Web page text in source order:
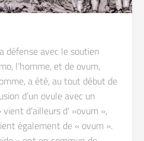
défense avec le soutien
l’homme, et de ovum,
a été, au tout début de
d’un ovule avec un
d’ailleurs d' »ovum »,
également de « ovum ».